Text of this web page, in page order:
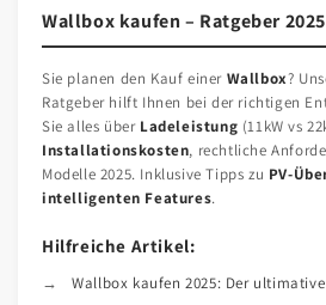
Wallbox kaufen – Ratgeber 2025
Sie planen den Kauf einer Wallbox?
Ratgeber hilft Ihnen bei der richtigen
Sie alles über Ladeleistung (11kW vs
Installationskosten, rechtliche
Modelle 2025. Inklusive Tipps zu PV-
intelligenten Features.
Hilfreiche Artikel:
Wallbox kaufen 2025: Der